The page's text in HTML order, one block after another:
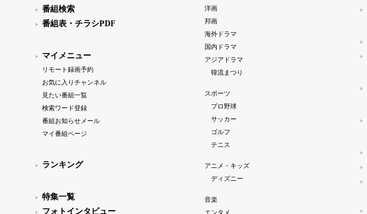
番組検索
番組表・チラシPDF
マイメニュー
リモート録画予約
お気に入りチャンネル
見たい番組一覧
検索ワード登録
番組お知らせメール
マイ番組ページ
ランキング
特集一覧
フォトインタビュー
洋画
邦画
海外ドラマ
国内ドラマ
アジアドラマ
韓流まつり
スポーツ
プロ野球
サッカー
ゴルフ
テニス
アニメ・キッズ
ディズニー
音楽
エンタメ